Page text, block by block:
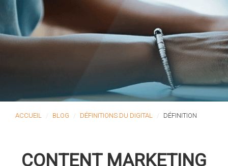
ACCUEIL BLOG DÉFINITIONS DU DIGITAL DÉFINITION
CONTENT MARKETING